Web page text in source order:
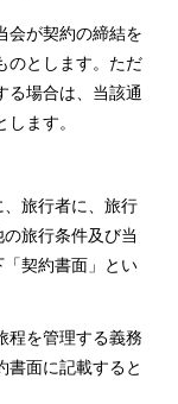
会が契約の締結を
のとします。ただ
る場合は、当該通
ます。
旅行者に、旅行
旅行条件及び当
契約書面」とい
程を管理する義務
書面に記載すると